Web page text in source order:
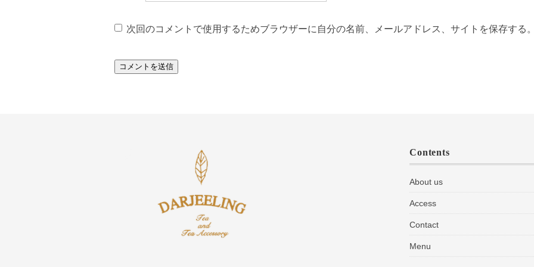
次回のコメントで使用するためブラウザーに自分の名前、メールアドレス、サイトを保存する
Contents
About us
Access
Contact
Menu